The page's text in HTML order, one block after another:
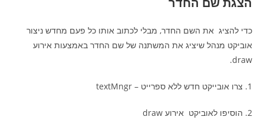
כדי להציג את השם החדר, מבלי לכתוב אותו כל פעם מחדש ניצור
אוביקט מנהל שיציג את המשתנה של שם החדר באמצעות אירוע
draw.
1. צרו אובייקט חדש ללא ספרייט – textMngr
2. הוסיפו לאוביקט אירוע draw